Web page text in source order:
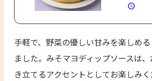
の風味が、
手軽で、野菜の優しい甘みを楽しめ
ました。みそマヨディップソースは
き立てるアクセントとしてお楽しみく